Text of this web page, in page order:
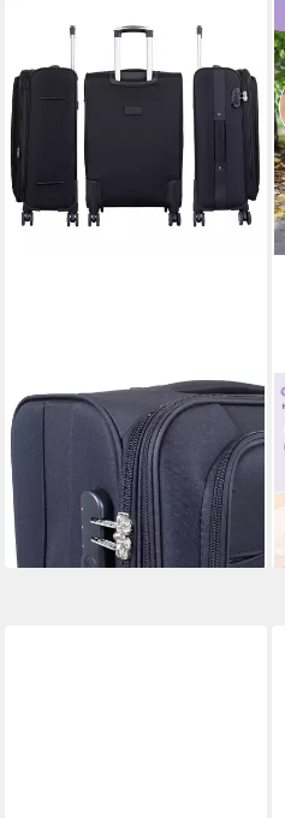
TRENDYSHOP365
Weichgepäck-Trolley
Cremona, 4 Rollen
ab 54,90 €
lieferbar - in 2-3 Werktagen bei dir